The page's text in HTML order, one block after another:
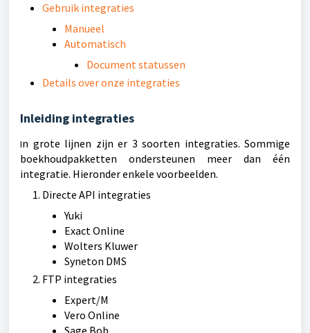
Gebruik integraties
Manueel
Automatisch
Document statussen
Details over onze integraties
Inleiding integraties
In grote lijnen zijn er 3 soorten integraties. Sommige
boekhoudpakketten ondersteunen meer dan één
integratie. Hieronder enkele voorbeelden.
Directe API integraties
Yuki
Exact Online
Wolters Kluwer
Syneton DMS
FTP integraties
Expert/M
Vero Online
Sage Bob